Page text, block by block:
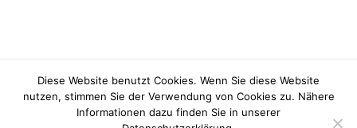
Veröffentlicht
am
17/10/2017 Kategorien
Handwerkzeuge, Japanisches Handwerkzeug
Schlagwörter
Holzarbeiten im Wohnzimmer,Holzarbeiten in der Wohnung,
japanische Holzbearbeitung, japanisches Handwerkzeug
zu Japanisches Handwerkzeug – ideal für Holzarbeiten
Diese Website benutzt Cookies. Wenn Sie diese Website
nutzen, stimmen Sie der Verwendung von Cookies zu. Nähere
Informationen dazu finden Sie in unserer